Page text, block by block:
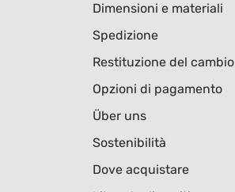
Dimensioni e materiali
Spedizione
Restituzione del cambio
Opzioni di pagamento
Über uns
Sostenibilità
Dove acquistare